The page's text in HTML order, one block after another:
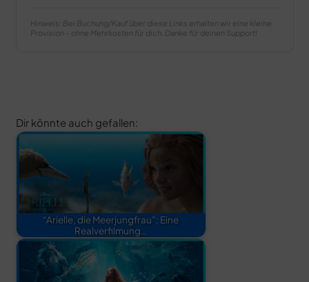
Hinweis: Bei Buchung/Kauf über diese Links erhalten wir eine kleine
Provision – ohne Mehrkosten für dich. Danke für deinen Support!
Dir könnte auch gefallen:
“Arielle, die Meerjungfrau”: Eine
Realverfilmung…